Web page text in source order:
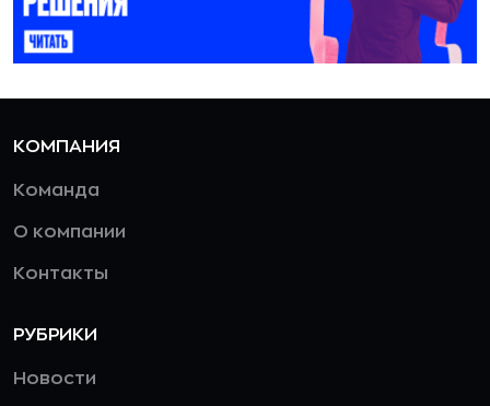
КОМПАНИЯ
Команда
О компании
Контакты
РУБРИКИ
Новости